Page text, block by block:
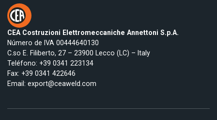
CEA Costruzioni Elettromeccaniche Annettoni S.p.A.
Número de IVA 00444640130
C.so E. Filiberto, 27 – 23900 Lecco (LC) – Italy
Teléfono: +39 0341 223134
Fax: +39 0341 422646
Email: export@ceaweld.com